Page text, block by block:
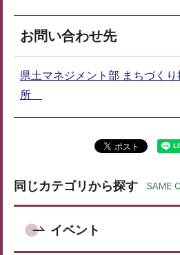
お問い合わせ先
県土マネジメント部 まちづく
所
同じカテゴリから探す
イベント